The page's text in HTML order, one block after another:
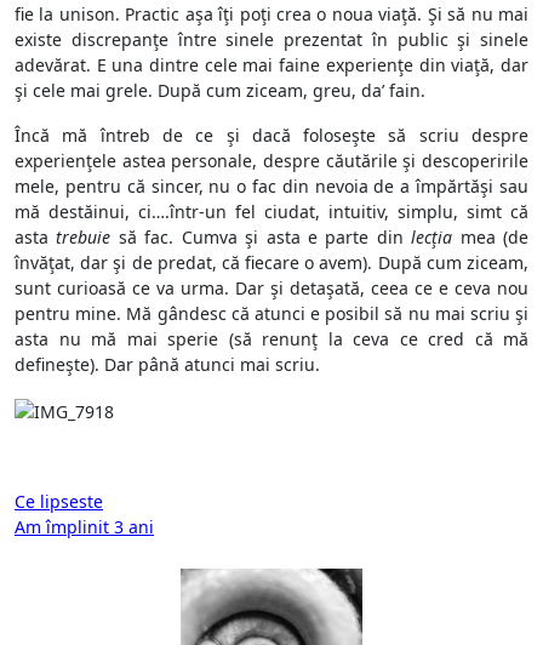
fie la unison. Practic aşa îţi poţi crea o noua viaţă. Şi să nu mai
existe discrepanţe între sinele prezentat în public şi sinele
adevărat. E una dintre cele mai faine experienţe din viaţă, dar
şi cele mai grele. După cum ziceam, greu, da’ fain.
Încă mă întreb de ce şi dacă foloseşte să scriu despre
experienţele astea personale, despre căutările şi descoperirile
mele, pentru că sincer, nu o fac din nevoia de a împărtăşi sau
mă destăinui, ci….într-un fel ciudat, intuitiv, simplu, simt că
astatrebuie să fac. Cumva şi asta e parte dinlecţia mea (de
învăţat, dar şi de predat, că fiecare o avem). După cum ziceam,
sunt curioasă ce va urma. Dar şi detaşată, ceea ce e ceva nou
pentru mine. Mă gândesc că atunci e posibil să nu mai scriu şi
asta nu mă mai sperie (să renunţ la ceva ce cred că mă
defineşte). Dar până atunci mai scriu.
Post
navigation
Ce lipseste
Am împlinit 3 ani